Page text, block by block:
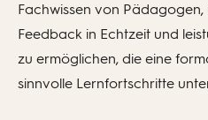
Fachwissen von Pädagogen,
Feedback in Echtzeit und
zu ermöglichen, die eine
sinnvolle Lernfortschritte